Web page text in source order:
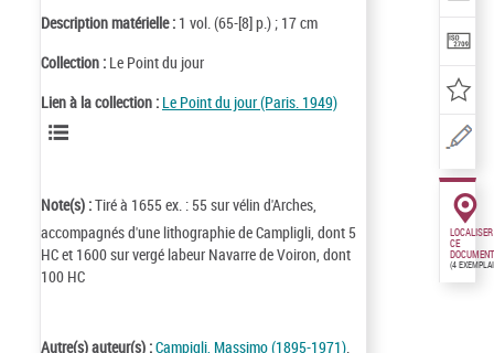
Description matérielle : 1 vol. (65-[8] p.) ; 17 cm
Collection : Le Point du jour
Lien à la collection : Le Point du jour (Paris. 1949)
Note(s) :Tiré à 1655 ex. : 55 sur vélin d'Arches,
accompagnés d'une lithographie de Campligli, dont 5
HC et 1600 sur vergé labeur Navarre de Voiron, dont
100 HC
Autre(s) auteur(s) :Campigli, Massimo (1895-1971).
LOCALISER
CE
DOCUMENT
(4